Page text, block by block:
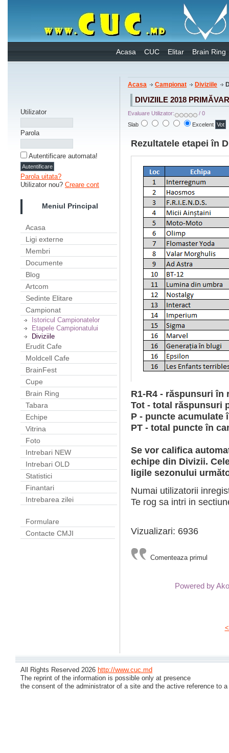
Acasa CUC Elitar Brain Ring
Utilizator
Parola
Autentificare automata!
Parola uitata?
Utilizator nou? Creare cont
Meniul Principal
Acasa
Ligi externe
Membri
Documente
Blog
Artcom
Sedinte Elitare
Campionat
Istoricul Campionatelor
Etapele Campionatului
Diviziile
Erudit Cafe
Moldcell Cafe
BrainFest
Cupe
Brain Ring
Tabara
Echipe
Vitrina
Foto
Intrebari NEW
Intrebari OLD
Statistici
Finantari
Intrebarea zilei
Formulare
Contacte CMJI
Acasa Campionat Diviziile
DIVIZIILE 2018
Evaluare Utilizator:
/ 0
Slab
Excelent
Rezultatele etapei în
R1-R4 - răspunsuri în
Tot - total răspunsuri
P - puncte acumulate
PT - total puncte în
Se vor califica
echipe din Divizii.
ligile sezonului
Numai utilizatorii
Te rog sa intri in
Vizualizari: 6936
Comenteaza primul
Powered by
All Rights Reserved 2026 http://www.cuc.md
The reprint of the information is possible only at presence
the consent of the administrator of a site and the active reference to